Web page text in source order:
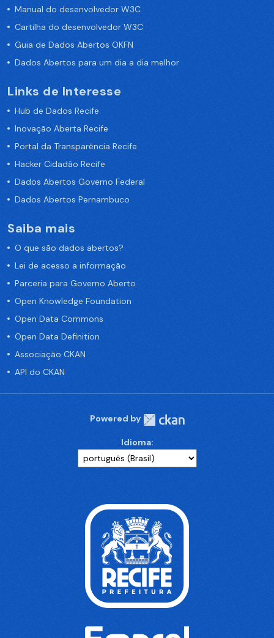
Manual do desenvolvedor W3C
Cartilha do desenvolvedor W3C
Guia de Dados Abertos OKFN
Dados Abertos para um dia a dia melhor
Links de Interesse
Hub de Dados Recife
Inovação Aberta Recife
Portal da Transparência Recife
Hacker Cidadão Recife
Dados Abertos Governo Federal
Dados Abertos Pernambuco
Saiba mais
O que são dados abertos?
Lei de acesso a informação
Parceria para Governo Aberto
Open Knowledge Foundation
Open Data Commons
Open Data Definition
Associação CKAN
API do CKAN
Powered by
Idioma